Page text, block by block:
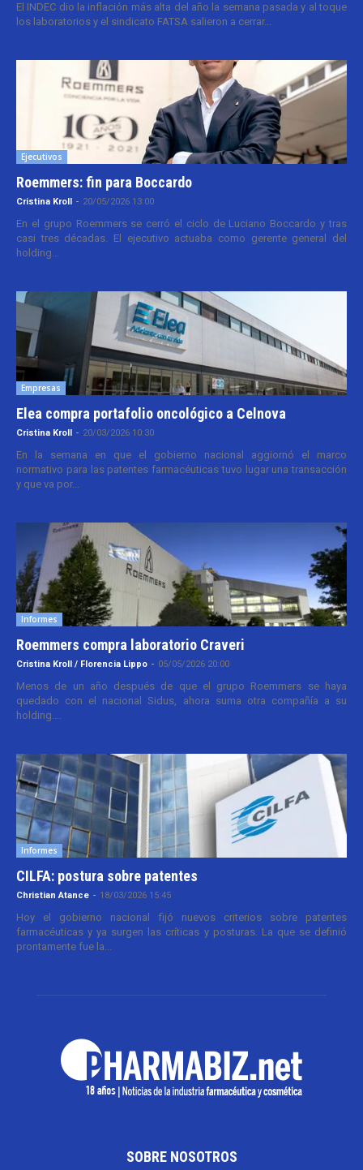
El INDEC dio la inflación más alta del año la semana pasada y al toque
los laboratorios y el sindicato FATSA salieron a cerrar...
Ejecutivos
Roemmers: fin para Boccardo
Cristina Kroll - 20/05/2026 13:00
En el grupo Roemmers se cerró el ciclo de Luciano Boccardo y tras
casi tres décadas. El ejecutivo actuaba como gerente general del
holding...
Empresas
Elea compra portafolio oncológico a Celnova
Cristina Kroll - 20/03/2026 10:30
En la semana en que el gobierno nacional aggiornó el marco
normativo para las patentes farmacéuticas tuvo lugar una transacción
y que va por...
Informes
Roemmers compra laboratorio Craveri
Cristina Kroll / Florencia Lippo - 05/05/2026 20:00
Menos de un año después de que el grupo Roemmers se haya
quedado con el nacional Sidus, ahora suma otra compañía a su
holding....
Informes
CILFA: postura sobre patentes
Christian Atance - 18/03/2026 15:45
Hoy el gobierno nacional fijó nuevos criterios sobre patentes
farmacéuticas y ya surgen las críticas y posturas. La que se definió
prontamente fue la...
SOBRE NOSOTROS